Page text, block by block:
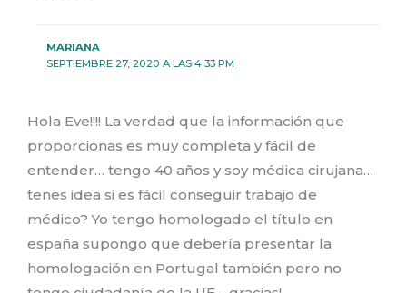
MARIANA
SEPTIEMBRE 27, 2020 A LAS 4:33 PM
Hola Eve!!!! La verdad que la información que
proporcionas es muy completa y fácil de
entender… tengo 40 años y soy médica cirujana…
tenes idea si es fácil conseguir trabajo de
médico? Yo tengo homologado el título en
españa supongo que debería presentar la
homologación en Portugal también pero no